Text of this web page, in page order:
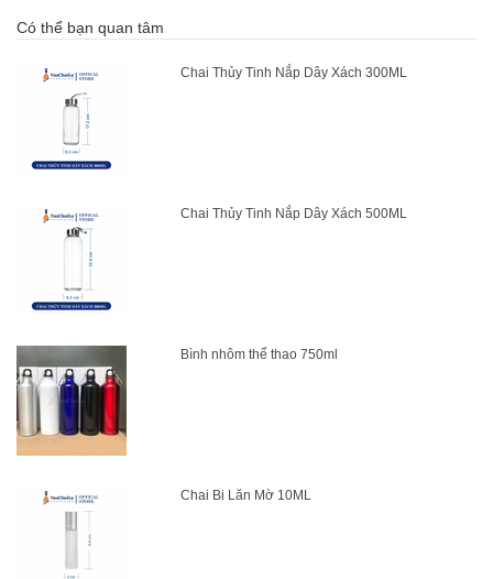
Có thể bạn quan tâm
Chai Thủy Tinh Nắp Dây Xách 300ML
Chai Thủy Tinh Nắp Dây Xách 500ML
Bình nhôm thể thao 750ml
Chai Bi Lăn Mờ 10ML